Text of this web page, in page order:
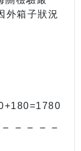
外箱子狀況
－－－－